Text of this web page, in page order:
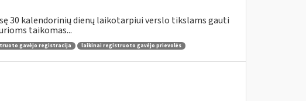
30 kalendorinių dienų laikotarpiui verslo tikslams gauti
taikomas...
gavėjo registracija laikinai registruoto gavėjo prievolės